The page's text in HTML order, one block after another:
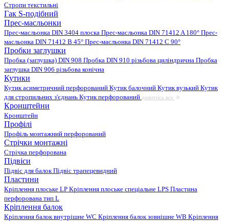
Стропи текстильні
Гак S-подібний
Прес-масльонки
Прес-масльонка DIN 3404 плоска Прес-масльонка DIN 71412 A 180° Прес-
масльонка DIN 71412 B 45° Прес-масльонка DIN 71412 C 90°
Пробки заглушки
Пробка (заглушка) DIN 908 Пробка DIN 910 різьбова циліндрична Пробка
заглушка DIN 906 різьбова конічна
Кутики
Кутик асиметричний перфорований Кутик балочний Кутик вузький Кутик
для стропильних з'єднань Кутик перфорований дивитись все
Кронштейни
Кронштейн
Профілі
Профіль монтажний перфорований
Стрічки монтажні
Стрічка перфорована
Підвіси
Підвіс для балокПідвіс трапецевидний
Пластини
Кріплення плоське LP Кріплення плоське спеціальне LPS Пластина
перфорована тип L
Кріплення балок
Кріплення балок внутрішне WC Кріплення балок зовнішне WB Кріплення